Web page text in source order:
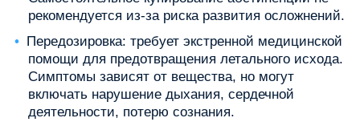
рекомендуется из-за риска развития осложнений.
Передозировка: требует экстренной медицинской
помощи для предотвращения летального исхода.
Симптомы зависят от вещества, но могут
включать нарушение дыхания, сердечной
деятельности, потерю сознания.